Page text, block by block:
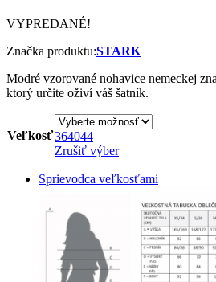
VYPREDANÉ!
Značka produktu:STARK
Modré vzorované nohavice nemeckej
ktorý určite oživí váš šatník.
Veľkosť364044
Zrušiť výber
Sprievodca veľkosťami